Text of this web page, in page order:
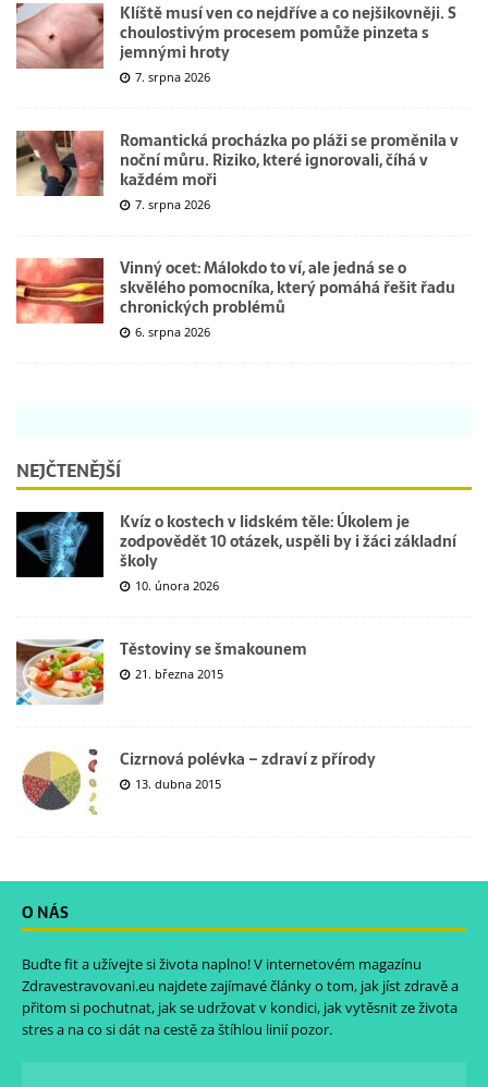
Klíště musí ven co nejdříve a co nejšikovněji. S
choulostivým procesem pomůže pinzeta s
jemnými hroty
7. srpna 2026
Romantická procházka po pláži se proměnila v
noční můru. Riziko, které ignorovali, číhá v
každém moři
7. srpna 2026
Vinný ocet: Málokdo to ví, ale jedná se o
skvělého pomocníka, který pomáhá řešit řadu
chronických problémů
6. srpna 2026
NEJČTENĚJŠÍ
Kvíz o kostech v lidském těle: Úkolem je
zodpovědět 10 otázek, uspěli by i žáci základní
školy
10. února 2026
Těstoviny se šmakounem
21. března 2015
Cizrnová polévka – zdraví z přírody
13. dubna 2015
O NÁS
Buďte fit a užívejte si života naplno! V internetovém magazínu
Zdravestravovani.eu najdete zajímavé články o tom, jak jíst zdravě a
přitom si pochutnat, jak se udržovat v kondici, jak vytěsnit ze života
stres a na co si dát na cestě za štíhlou linií pozor.